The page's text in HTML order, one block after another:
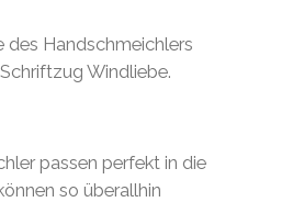
des Handschmeichlers
Windliebe.
passen perfekt in die
so überallhin